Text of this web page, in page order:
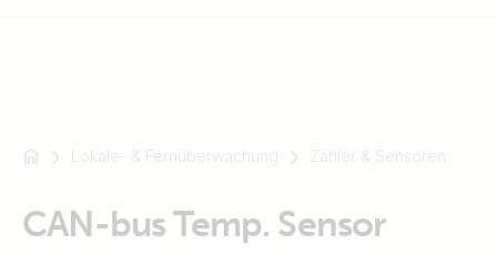
Zum
SmartSolar
Multiplus-
Lokale- & Fernüberwachung Zähler & Sensoren
CAN-bus Temp. Sensor